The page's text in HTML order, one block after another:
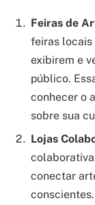
Feiras de
feiras locais
exibirem e
público.
conhecer o
sobre sua
Lojas
conectar